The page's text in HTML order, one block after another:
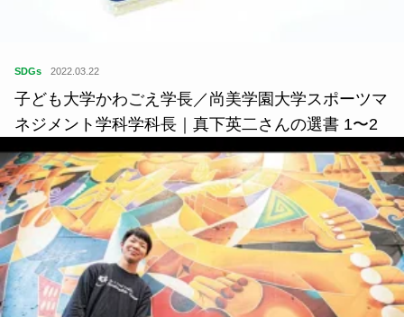
SDGs 2022.03.22
子ども大学かわごえ学長／尚美学園大学スポーツマ
ネジメント学科学科長｜真下英二さんの選書 1〜2